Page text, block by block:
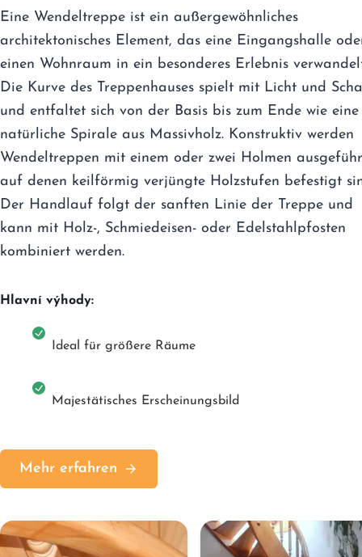
Eine Wendeltreppe ist ein außergewöhnliches
architektonisches Element, das eine Eingangshalle
einen Wohnraum in ein besonderes Erlebnis
Die Kurve des Treppenhauses spielt mit Licht und
und entfaltet sich von der Basis bis zum Ende wie eine
natürliche Spirale aus Massivholz. Konstruktiv werden
Wendeltreppen mit einem oder zwei Holmen
auf denen keilförmig verjüngte Holzstufen befestigt
Der Handlauf folgt der sanften Linie der Treppe und
kann mit Holz-, Schmiedeisen- oder Edelstahlpfosten
kombiniert werden.
Hlavní výhody:
Ideal für größere Räume
Majestätisches Erscheinungsbild
Mehr erfahren